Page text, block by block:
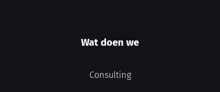
Wat doen we
Consulting